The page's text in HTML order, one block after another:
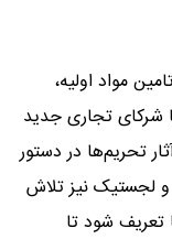
مواد اولیه،
شرکای تجاری جدید
تحریم‌ها در دستور
لجستیک نیز تلاش
شود تا